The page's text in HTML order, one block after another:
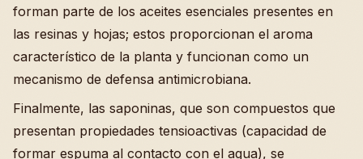
forman parte de los aceites esenciales presentes en
las resinas y hojas; estos proporcionan el aroma
característico de la planta y funcionan como un
mecanismo de defensa antimicrobiana.
Finalmente, las saponinas, que son compuestos que
presentan propiedades tensioactivas (capacidad de
formar espuma al contacto con el agua), se